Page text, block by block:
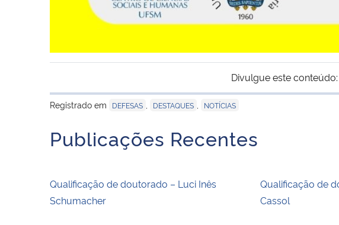
Divulgue este conteúdo:
Registrado em
DEFESAS DESTAQUES NOTÍCIAS
Publicações Recentes
Qualificação de doutorado – Luci Inês
Schumacher
Qualificação de
Cassol